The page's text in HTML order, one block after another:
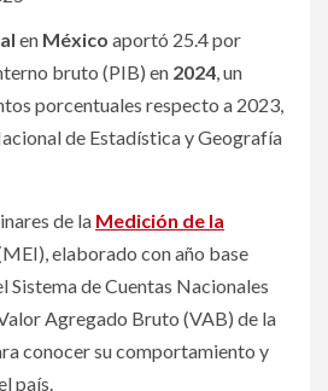
en México aportó 25.4 por
bruto (PIB) en 2024, un
porcentuales respecto a 2023,
de Estadística y Geografía
de la Medición de la
elaborado con año base
Sistema de Cuentas Nacionales
Agregado Bruto (VAB) de la
conocer su comportamiento y
país.